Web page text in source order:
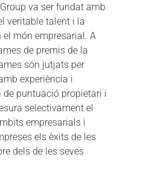
va ser fundat amb
veritable talent i la
el món empresarial. A
de premis de la
són jutjats per
experiència i
puntuació propietari i
selectivament el
empresarials i
els èxits de les
dels de les seves